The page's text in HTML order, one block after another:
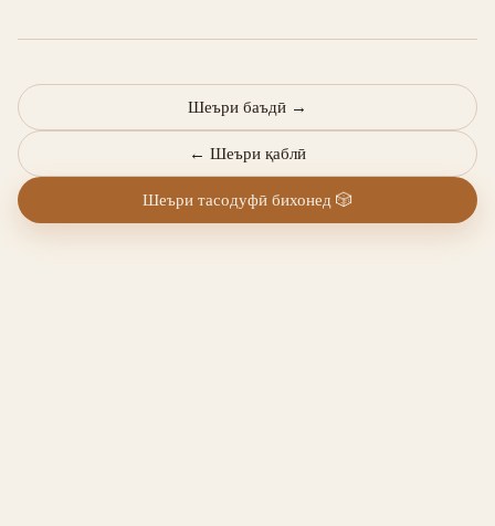
← Шеъри қаблӣ
Шеъри баъдӣ →
Шеъри тасодуфӣ бихонед 🎲